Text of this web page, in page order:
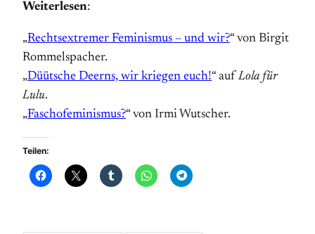
Weiterlesen:
„Rechtsextremer Feminismus – und wir?“ von Birgit
Rommelspacher.
„Düütsche Deerns, wir kriegen euch!“ auf Lola für
Lulu.
„Faschofeminismus?“ von Irmi Wutscher.
Teilen: